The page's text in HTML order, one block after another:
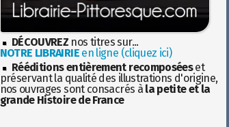
DÉCOUVREZ nos titres sur...
NOTRE LIBRAIRIEen ligne (cliquez ici)
Rééditions entièrement recomposéeset
préservant la qualité des illustrations d'origine,
nos ouvrages sont consacrés à la petite et la
grande Histoire de France